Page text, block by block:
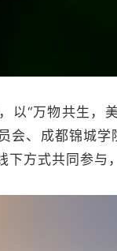
“万物共生，
会、成都锦城
方式共同参与